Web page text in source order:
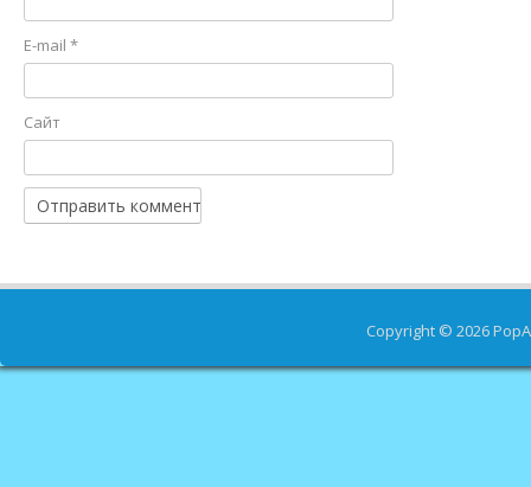
E-mail *
Сайт
Copyright © 2026